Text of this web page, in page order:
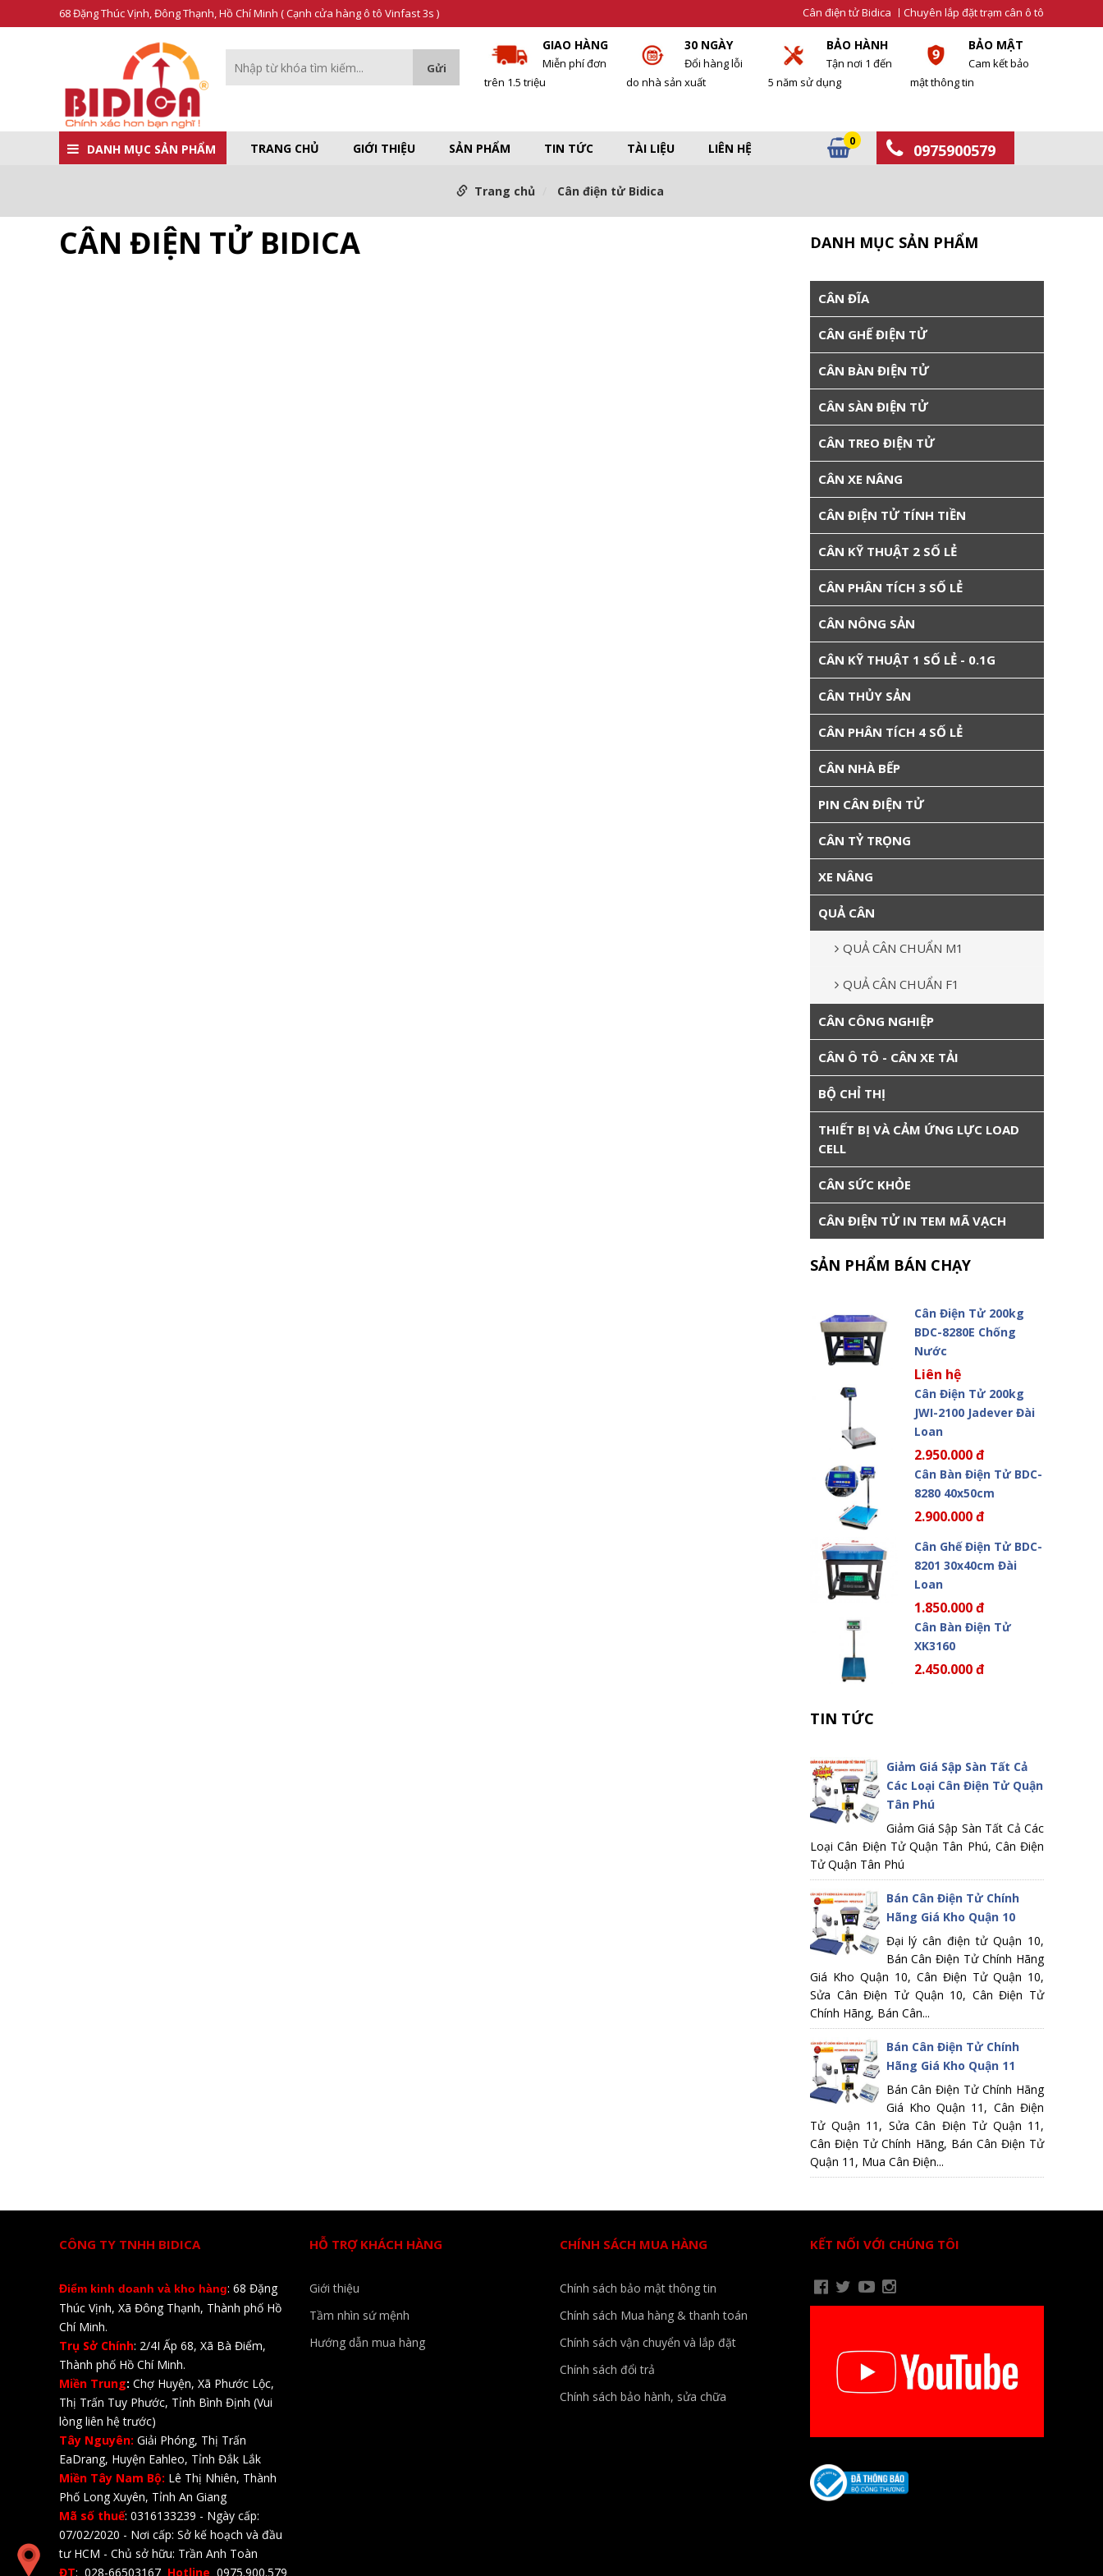
68 Đặng Thúc Vịnh, Đông Thạnh, Hồ Chí Minh ( Cạnh cửa hàng ô tô Vinfast 3s ) Cân điện tử Bidica Chuyên lắp đặt trạm cân ô tô
GIAO HÀNG
Miễn phí đơn
trên 1.5 triệu
30 NGÀY
Đổi hàng lỗi
do nhà sản xuất
BẢO HÀNH
Tận nơi 1 đến
5 năm sử dụng
BẢO MẬT
Cam kết bảo
mật thông tin
DANH MỤC SẢN PHẨM TRANG CHỦ GIỚI THIỆU SẢN PHẨM TIN TỨC TÀI LIỆU LIÊN HỆ 0 0975900579
Trang chủ Cân điện tử Bidica
CÂN ĐIỆN TỬ BIDICA DANH MỤC SẢN PHẨM
CÂN ĐĨA
CÂN GHẾ ĐIỆN TỬ
CÂN BÀN ĐIỆN TỬ
CÂN SÀN ĐIỆN TỬ
CÂN TREO ĐIỆN TỬ
CÂN XE NÂNG
CÂN ĐIỆN TỬ TÍNH TIỀN
CÂN KỸ THUẬT 2 SỐ LẺ
CÂN PHÂN TÍCH 3 SỐ LẺ
CÂN NÔNG SẢN
CÂN KỸ THUẬT 1 SỐ LẺ - 0.1G
CÂN THỦY SẢN
CÂN PHÂN TÍCH 4 SỐ LẺ
CÂN NHÀ BẾP
PIN CÂN ĐIỆN TỬ
CÂN TỶ TRỌNG
XE NÂNG
QUẢ CÂN
QUẢ CÂN CHUẨN M1
QUẢ CÂN CHUẨN F1
CÂN CÔNG NGHIỆP
CÂN Ô TÔ - CÂN XE TẢI
BỘ CHỈ THỊ
THIẾT BỊ VÀ CẢM ỨNG LỰC LOAD
CELL
CÂN SỨC KHỎE
CÂN ĐIỆN TỬ IN TEM MÃ VẠCH
SẢN PHẨM BÁN CHẠY
Cân Điện Tử 200kg
BDC-8280E Chống
Nước
Liên hệ
Cân Điện Tử 200kg
JWI-2100 Jadever Đài
Loan
2.950.000 đ
Cân Bàn Điện Tử BDC-
8280 40x50cm
2.900.000 đ
Cân Ghế Điện Tử BDC-
8201 30x40cm Đài
Loan
1.850.000 đ
Cân Bàn Điện Tử
XK3160
2.450.000 đ
TIN TỨC
Giảm Giá Sập Sàn Tất Cả
Các Loại Cân Điện Tử Quận
Tân Phú
Giảm Giá Sập Sàn Tất Cả Các
Loại Cân Điện Tử Quận Tân Phú, Cân Điện
Tử Quận Tân Phú
Bán Cân Điện Tử Chính
Hãng Giá Kho Quận 10
Đại lý cân điện tử Quận 10,
Bán Cân Điện Tử Chính Hãng
Giá Kho Quận 10, Cân Điện Tử Quận 10,
Sửa Cân Điện Tử Quận 10, Cân Điện Tử
Chính Hãng, Bán Cân...
Bán Cân Điện Tử Chính
Hãng Giá Kho Quận 11
Bán Cân Điện Tử Chính Hãng
Giá Kho Quận 11, Cân Điện
Tử Quận 11, Sửa Cân Điện Tử Quận 11,
Cân Điện Tử Chính Hãng, Bán Cân Điện Tử
Quận 11, Mua Cân Điện...
CÔNG TY TNHH BIDICA
Điểm kinh doanh và kho hàng: 68 Đặng
Thúc Vịnh, Xã Đông Thạnh, Thành phố Hồ
Chí Minh.
Trụ Sở Chính: 2/4I Ấp 68, Xã Bà Điểm,
Thành phố Hồ Chí Minh.
Miền Trung: Chợ Huyện, Xã Phước Lộc,
Thị Trấn Tuy Phước, Tỉnh Bình Định (Vui
lòng liên hệ trước)
Tây Nguyên: Giải Phóng, Thị Trấn
EaDrang, Huyện Eahleo, Tỉnh Đắk Lắk
Miền Tây Nam Bộ: Lê Thị Nhiên, Thành
Phố Long Xuyên, Tỉnh An Giang
Mã số thuế: 0316133239 - Ngày cấp:
07/02/2020 - Nơi cấp: Sở kế hoạch và đầu
tư HCM - Chủ sở hữu: Trần Anh Toàn
ĐT: 028-66503167 Hotline 0975.900.579
HỖ TRỢ KHÁCH HÀNG
Giới thiệu
Tầm nhìn sứ mệnh
Hướng dẫn mua hàng
CHÍNH SÁCH MUA HÀNG
Chính sách bảo mật thông tin
Chính sách Mua hàng & thanh toán
Chính sách vận chuyển và lắp đặt
Chính sách đổi trả
Chính sách bảo hành, sửa chữa
KẾT NỐI VỚI CHÚNG TÔI